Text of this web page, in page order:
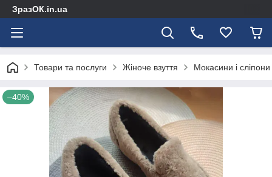
ЗразОК.in.ua
Товари та послуги Жіноче взуття Мокасини і сліпони
–40%